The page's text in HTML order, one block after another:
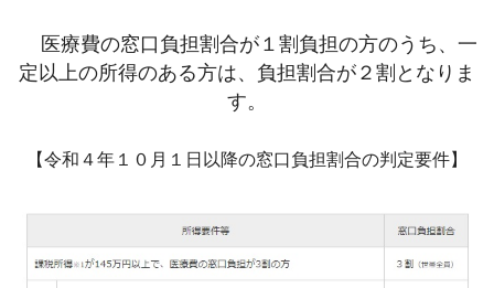
医療費の窓口負担割合が１割負担の方のうち、一
定以上の所得のある方は、負担割合が２割となりま
す。
【令和４年１０月１日以降の窓口負担割合の判定要件】